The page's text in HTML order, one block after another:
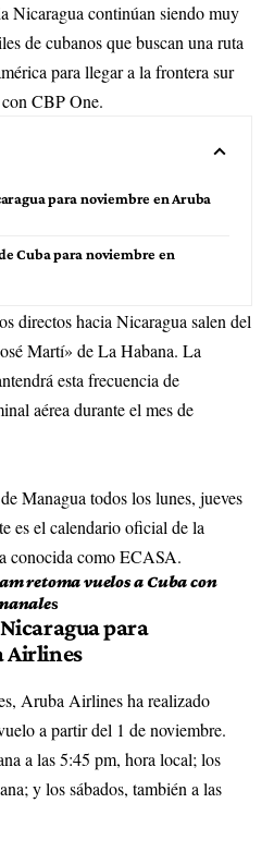
Nicaragua continúan siendo muy
de cubanos que buscan una ruta
para llegar a la frontera sur
CBP One.
para noviembre en Aruba
Cuba para noviembre en
directos hacia Nicaragua salen del
Martí» de La Habana. La
esta frecuencia de
aérea durante el mes de
Managua todos los lunes, jueves
es el calendario oficial de la
conocida como ECASA.
retoma vuelos a Cuba con
s
para
Airlines
Aruba Airlines ha realizado
a partir del 1 de noviembre.
a las 5:45 pm, hora local; los
y los sábados, también a las